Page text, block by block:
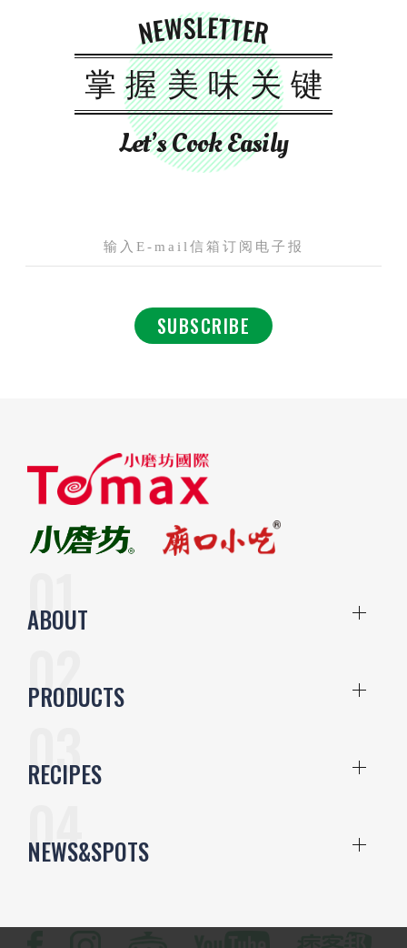
NEWSLETTER
掌握美味关键
Let’s Cook Easily
SUBSCRIBE
ABOUT
PRODUCTS
RECIPES
NEWS&SPOTS